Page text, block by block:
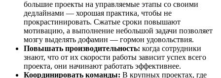
большие проекты на управляемые этапы со своими
дедлайнами — хорошая практика, чтобы не
прокрастинировать. Сжатые сроки повышают
мотивацию, а выполнение небольшой задачи позволяет
мозгу выделять дофамин — гормон удовольствия.
Повышать производительность: когда сотрудники
знают, что от их скорости работы зависит успех всего
проекта, они начинают работать эффективнее.
Координировать команды: В крупных проектах, где